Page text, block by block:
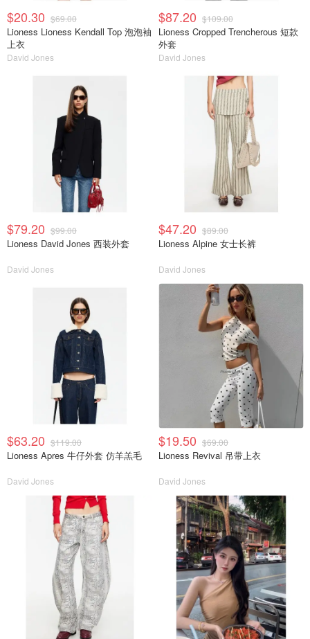
$20.30 $69.00
Lioness Lioness Kendall Top 泡泡袖
上衣
David Jones
$87.20 $109.00
Lioness Cropped Trencherous 短款
外套
David Jones
$79.20 $99.00
Lioness David Jones 西装外套
David Jones
$47.20 $89.00
Lioness Alpine 女士长裤
David Jones
$63.20 $119.00
Lioness Apres 牛仔外套 仿羊羔毛
David Jones
$19.50 $69.00
Lioness Revival 吊带上衣
David Jones